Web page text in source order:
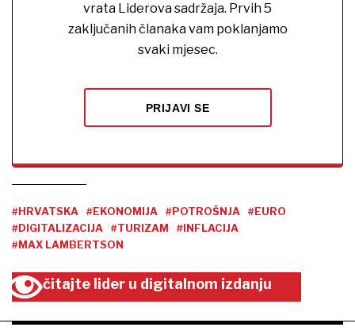
vrata Liderova sadržaja. Prvih 5
zaključanih članaka vam poklanjamo
svaki mjesec.
PRIJAVI SE
#HRVATSKA #EKONOMIJA #POTROŠNJA
#EURO
#DIGITALIZACIJA
#TURIZAM
#INFLACIJA
#MAX LAMBERTSON
čitajte lider u digitalnom izdanju